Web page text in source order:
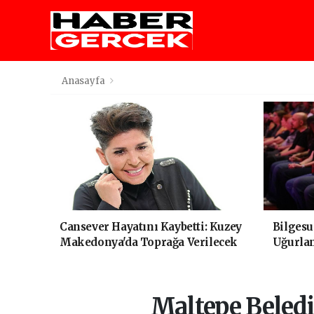
Anasayfa
Cansever Hayatını Kaybetti: Kuzey
Makedonya'da Toprağa Verilecek
Maltepe